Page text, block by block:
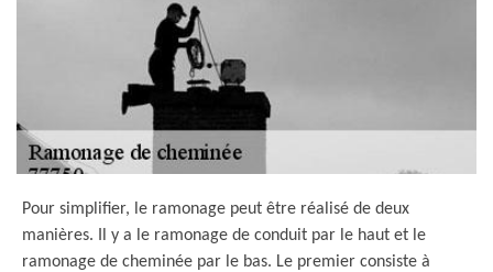
Pour simplifier, le ramonage peut être réalisé de deux
manières. Il y a le ramonage de conduit par le haut et le
ramonage de cheminée par le bas. Le premier consiste à